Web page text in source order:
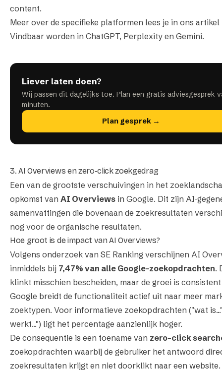
content.
Meer over de specifieke platformen lees je in ons artikel
Vindbaar worden in ChatGPT, Perplexity en Gemini.
Liever laten doen?
Wij passen dit dagelijks toe. Plan een gratis adviesgesprek
minuten.
Plan gesprek →
3. AI Overviews en zero-click zoekgedrag
Een van de grootste verschuivingen in het
opkomst van AI Overviews in Google. Dit zijn AI-
samenvattingen die bovenaan de zoekresultaten
nog voor de organische resultaten.
Hoe groot is de impact van AI Overviews?
Volgens onderzoek van SE Ranking verschijnen AI
inmiddels bij 7,47% van alle Google-zoekopdrachten.
klinkt misschien bescheiden, maar de groei is
Google breidt de functionaliteit actief uit naar meer
zoektypen. Voor informatieve zoekopdrachten ("wat
werkt...") ligt het percentage aanzienlijk hoger.
De consequentie is een toename van zero-click
zoekopdrachten waarbij de gebruiker het antwoord
zoekresultaten krijgt en niet doorklikt naar een website.